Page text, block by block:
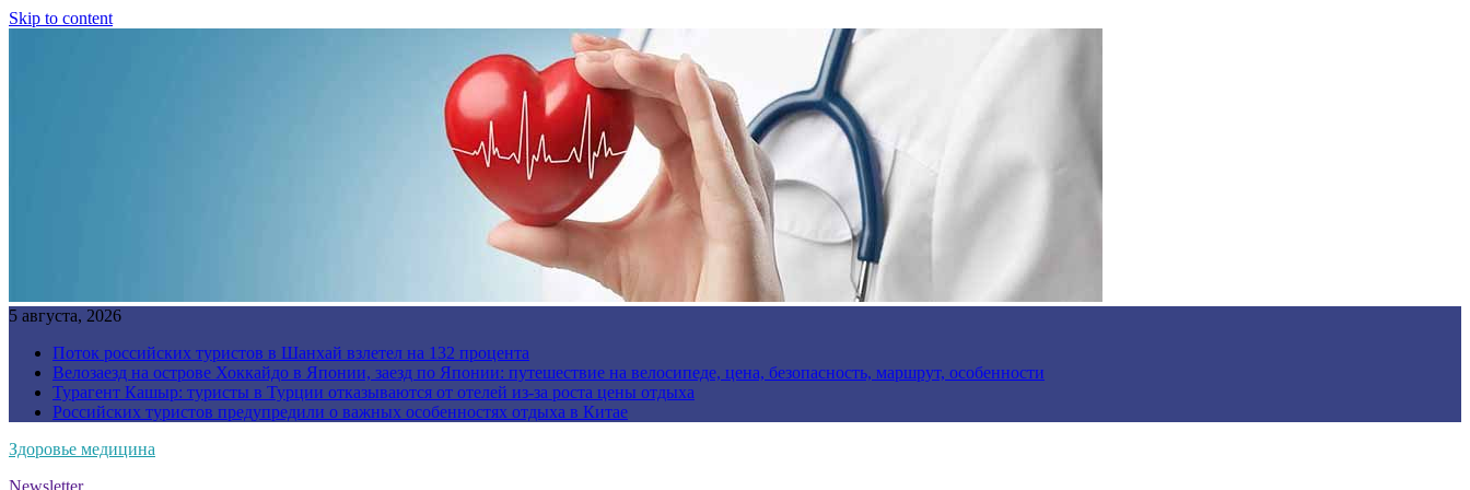
Skip to content
5 августа, 2026
Поток российских туристов в Шанхай взлетел на 132 процента
Велозаезд на острове Хоккайдо в Японии, заезд по Японии: путешествие на велосипеде, цена, безопасность, маршрут, особенности
Турагент Кашыр: туристы в Турции отказываются от отелей из-за роста цены отдыха
Российских туристов предупредили о важных особенностях отдыха в Китае
Здоровье медицина
Newsletter